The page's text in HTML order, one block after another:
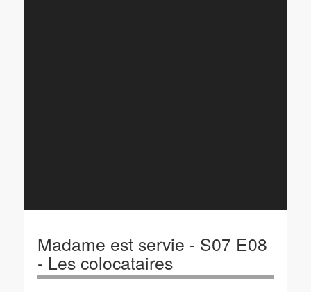
Madame est servie - S07 E08
- Les colocataires